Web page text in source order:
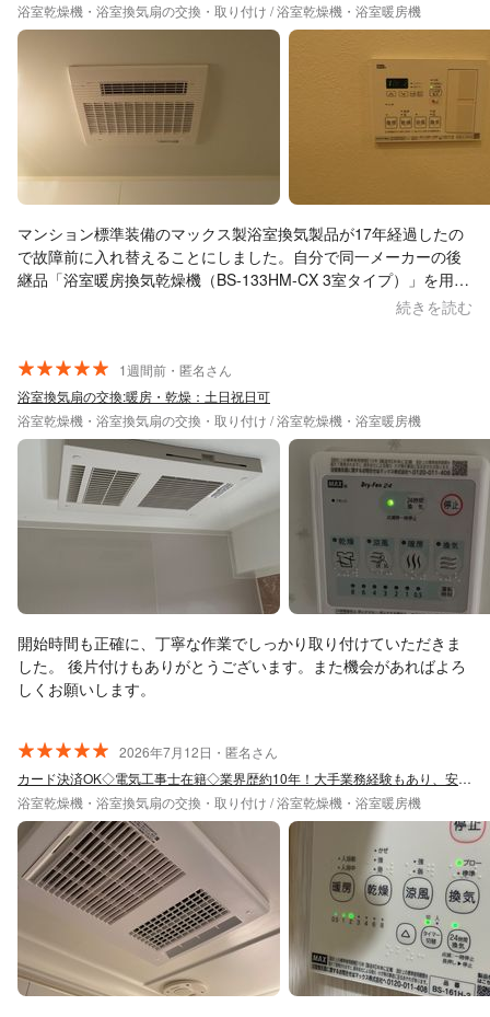
浴室乾燥機・浴室換気扇の交換・取り付け / 浴室乾燥機・浴室暖房機
マンション標準装備のマックス製浴室換気製品が17年経過したの
で故障前に入れ替えることにしました。自分で同一メーカーの後
継品「浴室暖房換気乾燥機（BS-133HM-CX 3室タイプ）」を用
意。製品内訳は、浴室天井埋込の本体機器、浴室入口壁面の操作
た。作業品質と価格に満足です。
続きを読む
1週間前・匿名さん
浴室換気扇の交換:暖房・乾燥：土日祝日可
浴室乾燥機・浴室換気扇の交換・取り付け / 浴室乾燥機・浴室暖房機
開始時間も正確に、丁寧な作業でしっかり取り付けていただきま
した。 後片付けもありがとうございます。また機会があればよろ
しくお願いします。
2026年7月12日・匿名さん
カード決済OK◇電気工事士在籍◇業界歴約10年！大手業務経験もあり、安心の実績！
浴室乾燥機・浴室換気扇の交換・取り付け / 浴室乾燥機・浴室暖房機